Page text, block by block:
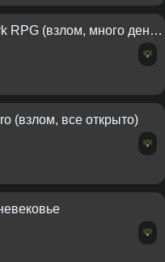
Hero Adventure: Dark RPG (взлом, много денег)
💡
(взлом, все открыто)
💡
💡